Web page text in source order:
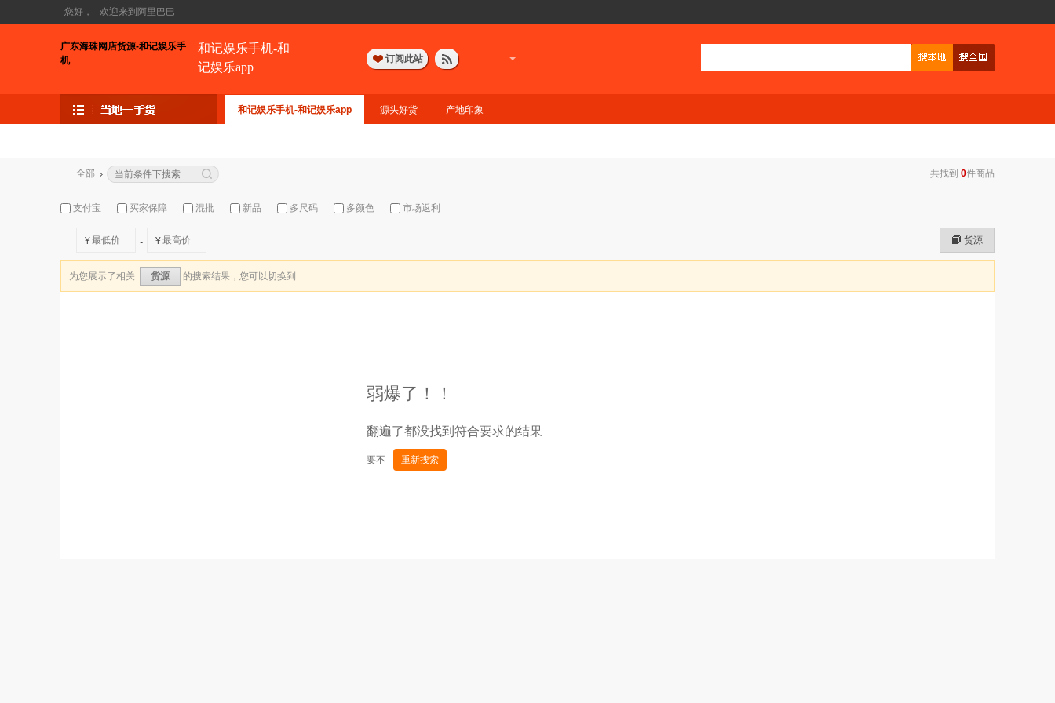
您好， 欢迎来到阿里巴巴
广东海珠网店货源-和记娱乐手
机
和记娱乐手机-和
记娱乐app
订阅此站
和记娱乐手机-和记娱乐app 源头好货 产地印象
共找到 0件商品
全部
支付宝 买家保障 混批 新品 多尺码 多颜色 市场返利
¥ - ¥ 货源
为您展示了相关 货源 的搜索结果，您可以切换到
弱爆了！！
翻遍了都没找到符合要求的结果
要不 重新搜索